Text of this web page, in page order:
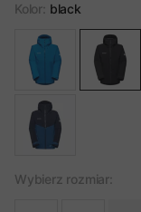
Kolor: black
Wybierz rozmiar: